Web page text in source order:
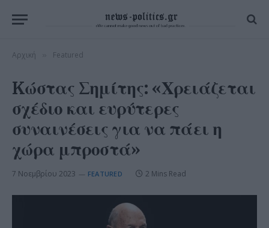
Αρχική Featured
Kώστας Σημίτης: «Χρειάζεται
σχέδιο και ευρύτερες
συναινέσεις για να πάει η
χώρα μπροστά»
7 Νοεμβρίου 2023 FEATURED 2 Mins Read